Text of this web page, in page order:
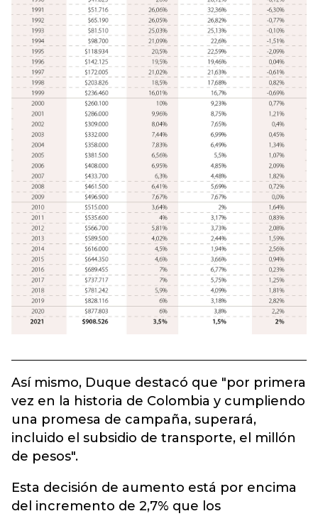
Así mismo, Duque destacó que "por primera
vez en la historia de Colombia y cumpliendo
una promesa de campaña, superará,
incluido el subsidio de transporte, el millón
de pesos".
Esta decisión de aumento está por encima
del incremento de 2,7% que los